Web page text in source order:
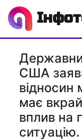
США
відносин
має
вплив на
ситуацію.